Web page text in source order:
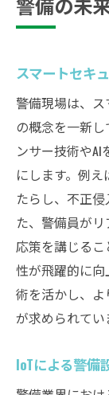
クラ
警備現
AI監
ロボ
自律
AIに
警備
人間
備モ
未来の警
デ
コミ
サ
スマートセキ
警備現場は、
の概念を一新
ンサー技術や
にします。例
たらし、不正
た、警備員が
応策を講じる
性が飛躍的に
術を活かし、
が求められてい
IoTによる警備